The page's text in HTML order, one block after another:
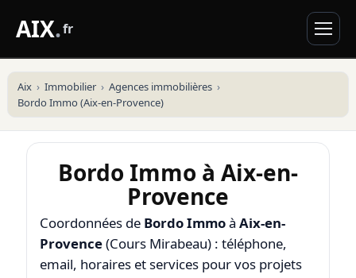
AIX.fr
Aix Immobilier
Agences immobilières
Bordo Immo (Aix-en-Provence)
Bordo Immo à Aix-en-
Provence
Coordonnées de Bordo Immoà Aix-en-
Provence(Cours Mirabeau) : téléphone,
email, horaires et services pour vos projets